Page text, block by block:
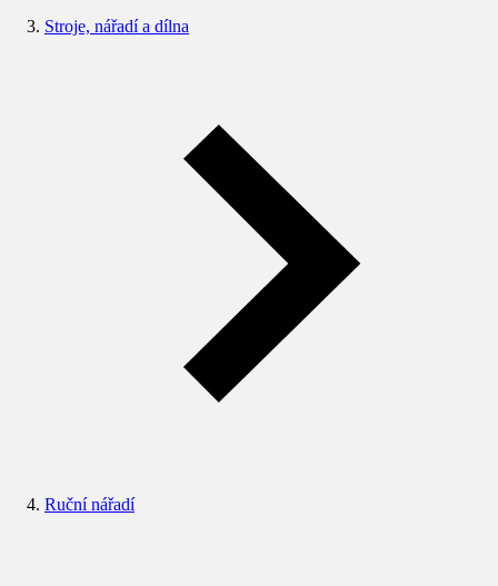
Stroje, nářadí a dílna
Ruční nářadí